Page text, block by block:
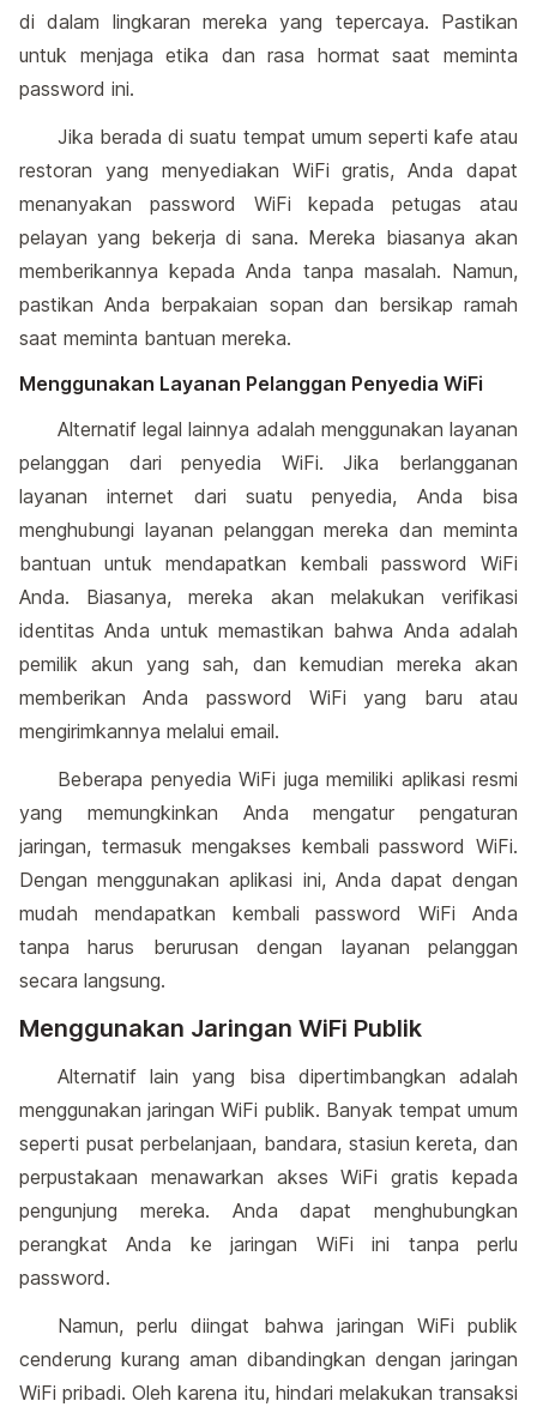
di dalam lingkaran mereka yang tepercaya. Pastikan
untuk menjaga etika dan rasa hormat saat meminta
password ini.
Jika berada di suatu tempat umum seperti kafe atau
restoran yang menyediakan WiFi gratis, Anda dapat
menanyakan password WiFi kepada petugas atau
pelayan yang bekerja di sana. Mereka biasanya akan
memberikannya kepada Anda tanpa masalah. Namun,
pastikan Anda berpakaian sopan dan bersikap ramah
saat meminta bantuan mereka.
Menggunakan Layanan Pelanggan Penyedia WiFi
Alternatif legal lainnya adalah menggunakan layanan
pelanggan dari penyedia WiFi. Jika berlangganan
layanan internet dari suatu penyedia, Anda bisa
menghubungi layanan pelanggan mereka dan meminta
bantuan untuk mendapatkan kembali password WiFi
Anda. Biasanya, mereka akan melakukan verifikasi
identitas Anda untuk memastikan bahwa Anda adalah
pemilik akun yang sah, dan kemudian mereka akan
memberikan Anda password WiFi yang baru atau
mengirimkannya melalui email.
Beberapa penyedia WiFi juga memiliki aplikasi resmi
yang memungkinkan Anda mengatur pengaturan
jaringan, termasuk mengakses kembali password WiFi.
Dengan menggunakan aplikasi ini, Anda dapat dengan
mudah mendapatkan kembali password WiFi Anda
tanpa harus berurusan dengan layanan pelanggan
secara langsung.
Menggunakan Jaringan WiFi Publik
Alternatif lain yang bisa dipertimbangkan adalah
menggunakan jaringan WiFi publik. Banyak tempat umum
seperti pusat perbelanjaan, bandara, stasiun kereta, dan
perpustakaan menawarkan akses WiFi gratis kepada
pengunjung mereka. Anda dapat menghubungkan
perangkat Anda ke jaringan WiFi ini tanpa perlu
password.
Namun, perlu diingat bahwa jaringan WiFi publik
cenderung kurang aman dibandingkan dengan jaringan
WiFi pribadi. Oleh karena itu, hindari melakukan transaksi